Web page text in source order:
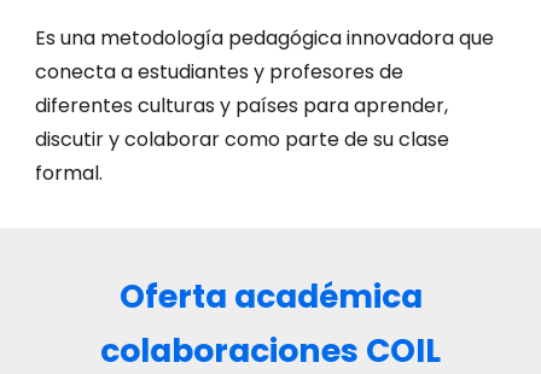
Es una metodología pedagógica innovadora que
conecta a estudiantes y profesores de
diferentes culturas y países para aprender,
discutir y colaborar como parte de su clase
formal.
Oferta académica
colaboraciones COIL